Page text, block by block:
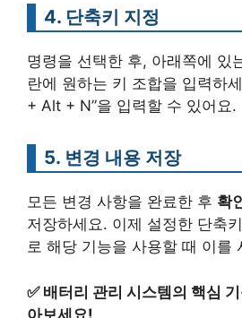
4. 단축키 지정
명령을 선택한 후, 아래쪽에 있
란에 원하는 키 조합을 입력하
+ Alt + N”을 입력할 수 있어요.
5. 변경 내용 저장
모든 변경 사항을 완료한 후 확
저장하세요. 이제 설정한 단축
로 해당 기능을 사용할 때 이를
✅ 배터리 관리 시스템의 핵심
아보세요!